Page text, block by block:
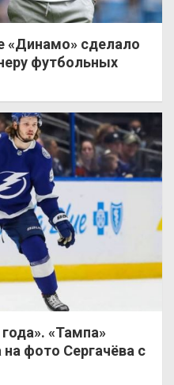
«Динамо» сделало
футбольных
«Тампа»
фото Сергачёва с